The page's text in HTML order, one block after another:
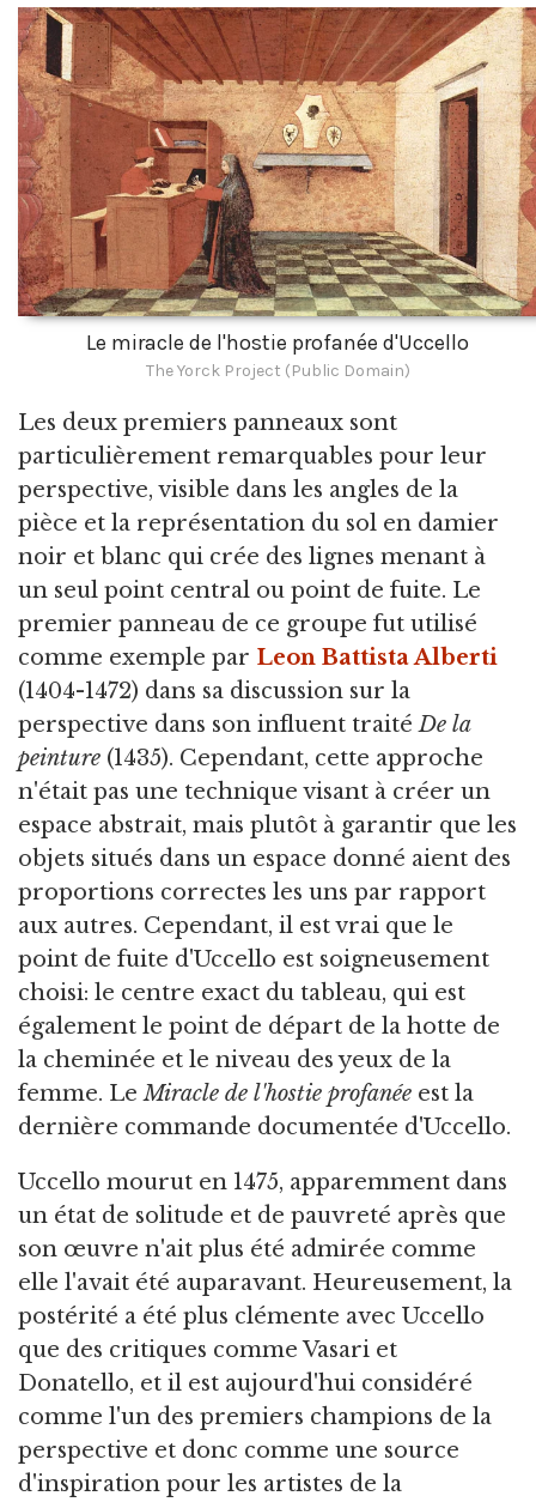
Le miracle de l'hostie profanée d'Uccello
The Yorck Project (Public Domain)
Les deux premiers panneaux sont
particulièrement remarquables pour leur
perspective, visible dans les angles de la
pièce et la représentation du sol en damier
noir et blanc qui crée des lignes menant à
un seul point central ou point de fuite. Le
premier panneau de ce groupe fut utilisé
comme exemple par Leon Battista Alberti
(1404-1472) dans sa discussion sur la
perspective dans son influent traitéDe la
peinture (1435). Cependant, cette approche
n'était pas une technique visant à créer un
espace abstrait, mais plutôt à garantir que les
objets situés dans un espace donné aient des
proportions correctes les uns par rapport
aux autres. Cependant, il est vrai que le
point de fuite d'Uccello est soigneusement
choisi: le centre exact du tableau, qui est
également le point de départ de la hotte de
la cheminée et le niveau des yeux de la
femme. LeMiracle de l'hostie profanée est la
dernière commande documentée d'Uccello.
Uccello mourut en 1475, apparemment dans
un état de solitude et de pauvreté après que
son œuvre n'ait plus été admirée comme
elle l'avait été auparavant. Heureusement, la
postérité a été plus clémente avec Uccello
que des critiques comme Vasari et
Donatello, et il est aujourd'hui considéré
comme l'un des premiers champions de la
perspective et donc comme une source
d'inspiration pour les artistes de la